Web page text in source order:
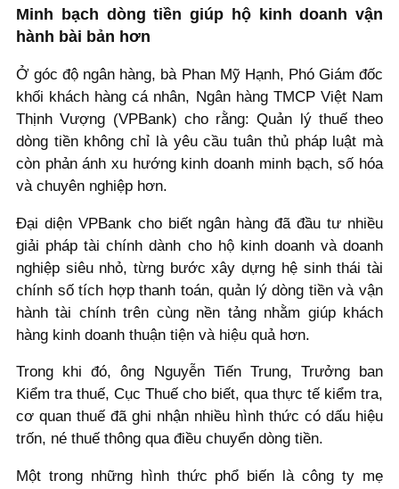
Minh bạch dòng tiền giúp hộ kinh doanh vận
hành bài bản hơn
Ở góc độ ngân hàng, bà Phan Mỹ Hạnh, Phó Giám đốc
khối khách hàng cá nhân, Ngân hàng TMCP Việt Nam
Thịnh Vượng (VPBank) cho rằng: Quản lý thuế theo
dòng tiền không chỉ là yêu cầu tuân thủ pháp luật mà
còn phản ánh xu hướng kinh doanh minh bạch, số hóa
và chuyên nghiệp hơn.
Đại diện VPBank cho biết ngân hàng đã đầu tư nhiều
giải pháp tài chính dành cho hộ kinh doanh và doanh
nghiệp siêu nhỏ, từng bước xây dựng hệ sinh thái tài
chính số tích hợp thanh toán, quản lý dòng tiền và vận
hành tài chính trên cùng nền tảng nhằm giúp khách
hàng kinh doanh thuận tiện và hiệu quả hơn.
Trong khi đó, ông Nguyễn Tiến Trung, Trưởng ban
Kiểm tra thuế, Cục Thuế cho biết, qua thực tế kiểm tra,
cơ quan thuế đã ghi nhận nhiều hình thức có dấu hiệu
trốn, né thuế thông qua điều chuyển dòng tiền.
Một trong những hình thức phổ biến là công ty mẹ